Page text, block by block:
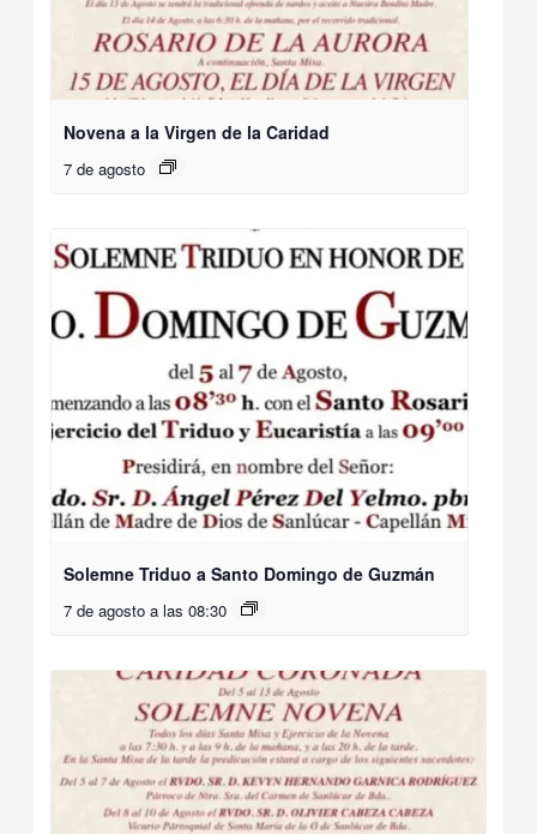
Novena a la Virgen de la Caridad
7 de agosto
Solemne Triduo a Santo Domingo de Guzmán
7 de agosto a las 08:30